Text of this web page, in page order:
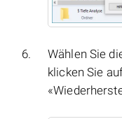
Wählen Sie
klicken Sie